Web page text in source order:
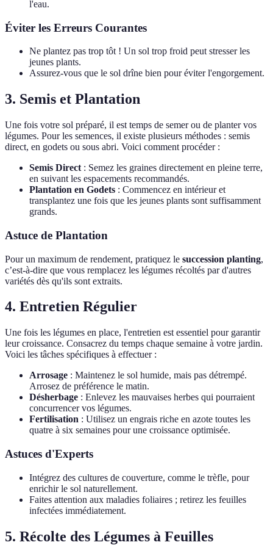
l'eau.
Éviter les Erreurs Courantes
Ne plantez pas trop tôt ! Un sol trop froid peut stresser les
jeunes plants.
Assurez-vous que le sol drîne bien pour éviter l'engorgement.
3. Semis et Plantation
Une fois votre sol préparé, il est temps de semer ou de planter vos
légumes. Pour les semences, il existe plusieurs méthodes : semis
direct, en godets ou sous abri. Voici comment procéder :
Semis Direct : Semez les graines directement en pleine terre,
en suivant les espacements recommandés.
Plantation en Godets : Commencez en intérieur et
transplantez une fois que les jeunes plants sont suffisamment
grands.
Astuce de Plantation
Pour un maximum de rendement, pratiquez le succession planting,
c’est-à-dire que vous remplacez les légumes récoltés par d'autres
variétés dès qu'ils sont extraits.
4. Entretien Régulier
Une fois les légumes en place, l'entretien est essentiel pour garantir
leur croissance. Consacrez du temps chaque semaine à votre jardin.
Voici les tâches spécifiques à effectuer :
Arrosage : Maintenez le sol humide, mais pas détrempé.
Arrosez de préférence le matin.
Désherbage : Enlevez les mauvaises herbes qui pourraient
concurrencer vos légumes.
Fertilisation : Utilisez un engrais riche en azote toutes les
quatre à six semaines pour une croissance optimisée.
Astuces d'Experts
Intégrez des cultures de couverture, comme le trèfle, pour
enrichir le sol naturellement.
Faites attention aux maladies foliaires ; retirez les feuilles
infectées immédiatement.
5. Récolte des Légumes à Feuilles